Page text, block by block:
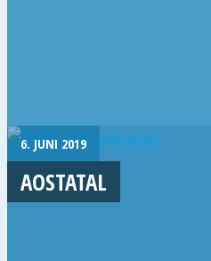
6. JUNI 2019
AOSTATAL